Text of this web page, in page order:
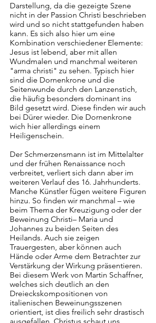
Darstellung, da die gezeigte Szene
nicht in der Passion Christi beschrieben
wird und so nicht stattgefunden haben
kann. Es sich also hier um eine
Kombination verschiedener Elemente:
Jesus ist lebend, aber mit allen
Wundmalen und manchmal weiteren
"arma christi" zu sehen. Typisch hier
sind die Dornenkrone und die
Seitenwunde durch den Lanzenstich,
die häufig besonders dominant ins
Bild gesetzt wird. Diese finden wir auch
bei Dürer wieder. Die Dornenkrone
wich hier allerdings einem
Heiligenschein.
Der Schmerzensmann ist im Mittelalter
und der frühen Renaissance noch
verbreitet, verliert sich dann aber im
weiteren Verlauf des 16. Jahrhunderts.
Manche Künstler fügen weitere Figuren
hinzu. So finden wir manchmal – wie
beim Thema der Kreuzigung oder der
Beweinung Christi– Maria und
Johannes zu beiden Seiten des
Heilands. Auch sie zeigen
Trauergesten, aber können auch
Hände oder Arme dem Betrachter zur
Verstärkung der Wirkung präsentieren.
Bei diesem Werk von Martin Schaffner,
welches sich deutlich an den
Dreieckskompositionen von
italienischen Beweinungsszenen
orientiert, ist dies freilich sehr drastisch